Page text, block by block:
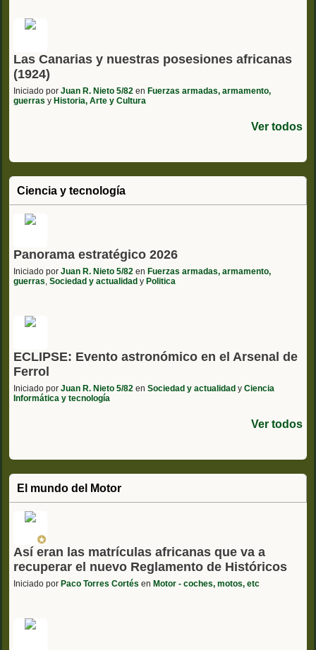
Las Canarias y nuestras posesiones africanas
(1924)
Iniciado por Juan R. Nieto 5/82 en Fuerzas armadas, armamento,
guerras y Historia, Arte y Cultura
Ver todos
Ciencia y tecnología
Panorama estratégico 2026
Iniciado por Juan R. Nieto 5/82 en Fuerzas armadas, armamento,
guerras Sociedad y actualidad y Politica
ECLIPSE: Evento astronómico en el Arsenal de
Ferrol
Iniciado por Juan R. Nieto 5/82 en Sociedad y actualidad y Ciencia
Informática y tecnología
Ver todos
El mundo del Motor
Así eran las matrículas africanas que va a
recuperar el nuevo Reglamento de Históricos
Iniciado por Paco Torres Cortés en Motor - coches, motos, etc